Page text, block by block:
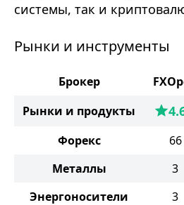
системы, так и
Рынки и инструменты
Брокер
Рынки и продукты
Форекс 66
Металлы
3
Энергоносители
3